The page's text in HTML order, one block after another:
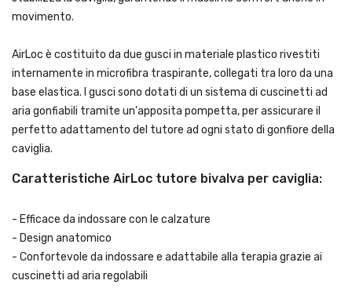
movimento.
AirLoc è costituito da due gusci in materiale plastico rivestiti
internamente in microfibra traspirante, collegati tra loro da una
base elastica. I gusci sono dotati di un sistema di cuscinetti ad
aria gonfiabili tramite un'apposita pompetta, per assicurare il
perfetto adattamento del tutore ad ogni stato di gonfiore della
caviglia.
Caratteristiche AirLoc tutore bivalva per caviglia:
- Efficace da indossare con le calzature
- Design anatomico
- Confortevole da indossare e adattabile alla terapia grazie ai
cuscinetti ad aria regolabili